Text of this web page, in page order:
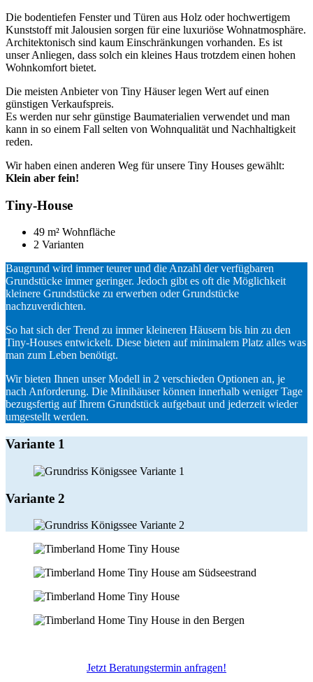
Die bodentiefen Fenster und Türen aus Holz oder hochwertigem
Kunststoff mit Jalousien sorgen für eine luxuriöse Wohnatmosphäre.
Architektonisch sind kaum Einschränkungen vorhanden. Es ist
unser Anliegen, dass solch ein kleines Haus trotzdem einen hohen
Wohnkomfort bietet.
Die meisten Anbieter von Tiny Häuser legen Wert auf einen
günstigen Verkaufspreis.
Es werden nur sehr günstige Baumaterialien verwendet und man
kann in so einem Fall selten von Wohnqualität und Nachhaltigkeit
reden.
Wir haben einen anderen Weg für unsere Tiny Houses gewählt:
Klein aber fein!
Tiny-House
49 m² Wohnfläche
2 Varianten
Baugrund wird immer teurer und die Anzahl der verfügbaren
Grundstücke immer geringer. Jedoch gibt es oft die Möglichkeit
kleinere Grundstücke zu erwerben oder Grundstücke
nachzuverdichten.
So hat sich der Trend zu immer kleineren Häusern bis hin zu den
Tiny-Houses entwickelt. Diese bieten auf minimalem Platz alles was
man zum Leben benötigt.
Wir bieten Ihnen unser Modell in 2 verschieden Optionen an, je
nach Anforderung. Die Minihäuser können innerhalb weniger Tage
bezugsfertig auf Ihrem Grundstück aufgebaut und jederzeit wieder
umgestellt werden.
Variante 1
Variante 2
Jetzt Beratungstermin anfragen!